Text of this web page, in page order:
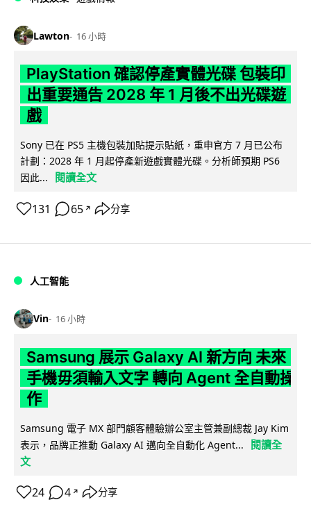
Lawton 16 小時
PlayStation 確認停產實體光碟 包裝印
出重要通告 2028 年 1 月後不出光碟遊
戲
Sony 已在 PS5 主機包裝加貼提示貼紙，重申官方 7 月已公布
計劃：2028 年 1 月起停產新遊戲實體光碟。分析師預期 PS6
因此...
閱讀全文
131 65 ↗ 分享
人工智能
Vin 16 小時
Samsung 展示 Galaxy AI 新方向 未來
手機毋須輸入文字 轉向 Agent 全自動操
作
Samsung 電子 MX 部門顧客體驗辦公室主管兼副總裁 Jay Kim
表示，品牌正推動 Galaxy AI 邁向全自動化 Agent...
閱讀全
文
24 4 ↗ 分享